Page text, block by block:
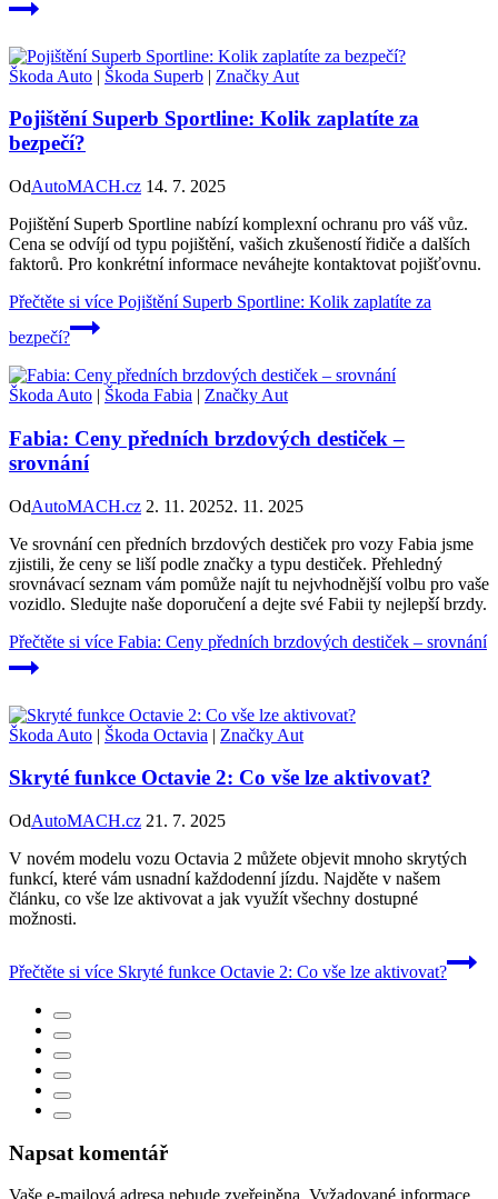
Škoda Auto | Škoda Superb | Značky Aut
Pojištění Superb Sportline: Kolik zaplatíte za
bezpečí?
OdAutoMACH.cz 14. 7. 2025
Pojištění Superb Sportline nabízí komplexní ochranu pro váš vůz.
Cena se odvíjí od typu pojištění, vašich zkušeností řidiče a dalších
faktorů. Pro konkrétní informace neváhejte kontaktovat pojišťovnu.
Přečtěte si více Pojištění Superb Sportline: Kolik zaplatíte za
bezpečí?
Škoda Auto | Škoda Fabia | Značky Aut
Fabia: Ceny předních brzdových destiček –
srovnání
OdAutoMACH.cz 2. 11. 20252. 11. 2025
Ve srovnání cen předních brzdových destiček pro vozy Fabia jsme
zjistili, že ceny se liší podle značky a typu destiček. Přehledný
srovnávací seznam vám pomůže najít tu nejvhodnější volbu pro vaše
vozidlo. Sledujte naše doporučení a dejte své Fabii ty nejlepší brzdy.
Přečtěte si více Fabia: Ceny předních brzdových destiček – srovnání
Škoda Auto | Škoda Octavia | Značky Aut
Skryté funkce Octavie 2: Co vše lze aktivovat?
OdAutoMACH.cz 21. 7. 2025
V novém modelu vozu Octavia 2 můžete objevit mnoho skrytých
funkcí, které vám usnadní každodenní jízdu. Najděte v našem
článku, co vše lze aktivovat a jak využít všechny dostupné
možnosti.
Přečtěte si více Skryté funkce Octavie 2: Co vše lze aktivovat?
Napsat komentář